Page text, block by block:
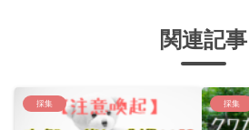
関連記事
採集 採集